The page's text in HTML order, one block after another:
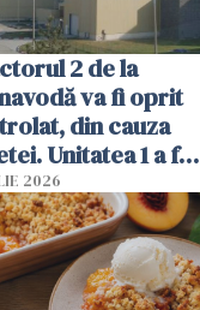
2 de la
va fi oprit
din cauza
Unitatea 1 a fost
oprită
2026